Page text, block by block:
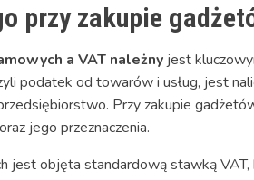
przy zakupie
a VAT należny jest
podatek od towarów i usług, jest
Przy zakupie
jego przeznaczenia.
jest objęta standardową stawką